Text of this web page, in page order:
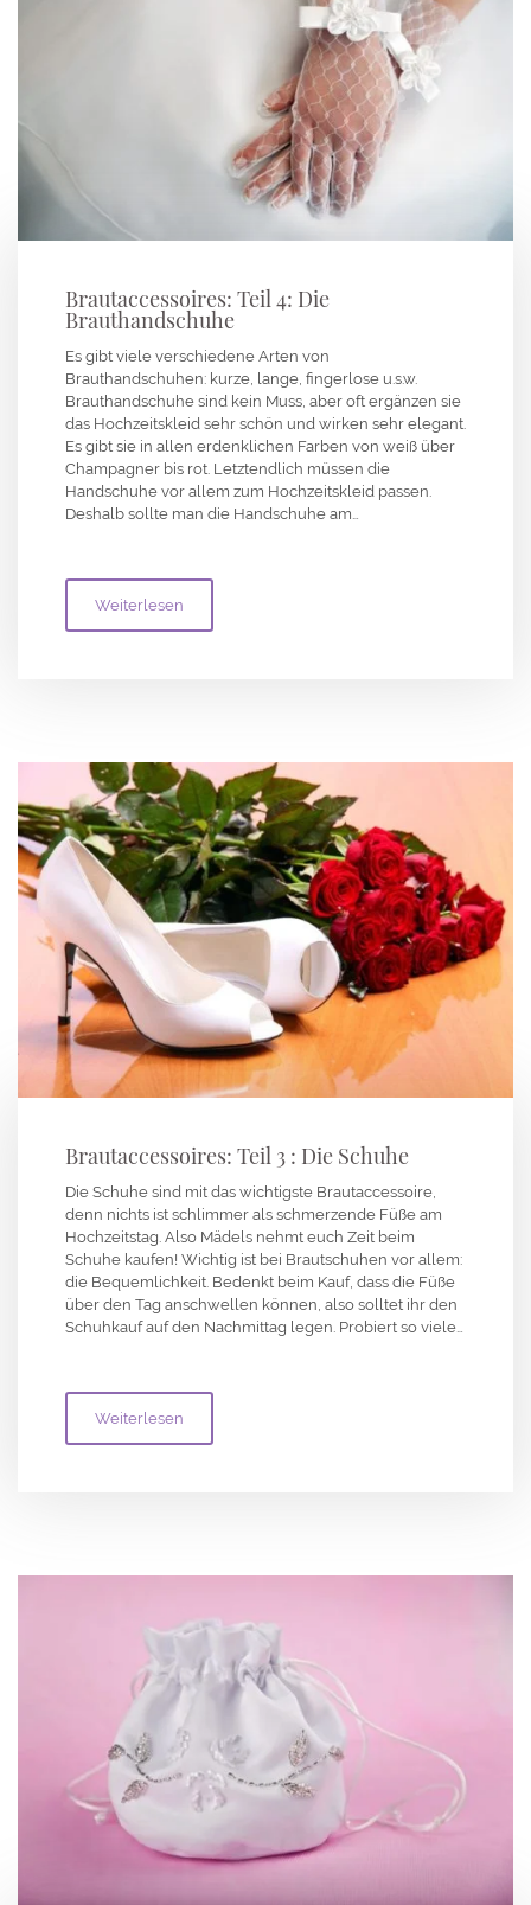
Brautaccessoires: Teil 4: Die
Brauthandschuhe
Es gibt viele verschiedene Arten von
Brauthandschuhen: kurze, lange, fingerlose u.s.w.
Brauthandschuhe sind kein Muss, aber oft ergänzen sie
das Hochzeitskleid sehr schön und wirken sehr elegant.
Es gibt sie in allen erdenklichen Farben von weiß über
Champagner bis rot. Letztendlich müssen die
Handschuhe vor allem zum Hochzeitskleid passen.
Deshalb sollte man die Handschuhe am…
Weiterlesen
Brautaccessoires: Teil 3 : Die Schuhe
Die Schuhe sind mit das wichtigste Brautaccessoire,
denn nichts ist schlimmer als schmerzende Füße am
Hochzeitstag. Also Mädels nehmt euch Zeit beim
Schuhe kaufen! Wichtig ist bei Brautschuhen vor allem:
die Bequemlichkeit. Bedenkt beim Kauf, dass die Füße
über den Tag anschwellen können, also solltet ihr den
Schuhkauf auf den Nachmittag legen. Probiert so viele…
Weiterlesen